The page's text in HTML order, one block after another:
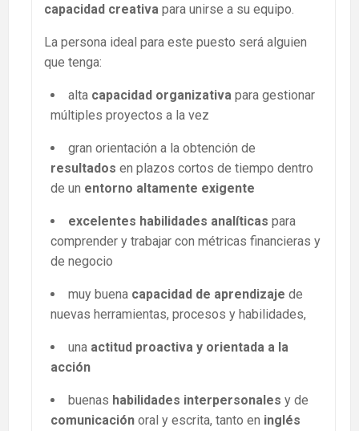
capacidad creativa para unirse a su equipo.
La persona ideal para este puesto será alguien
que tenga:
alta capacidad organizativa para gestionar
múltiples proyectos a la vez
gran orientación a la obtención de
resultados en plazos cortos de tiempo dentro
de un entorno altamente exigente
excelentes habilidades analíticas para
comprender y trabajar con métricas financieras y
de negocio
muy buena capacidad de aprendizaje de
nuevas herramientas, procesos y habilidades,
una actitud proactiva y orientada a la
acción
buenas habilidades interpersonales y de
comunicación oral y escrita, tanto en inglés